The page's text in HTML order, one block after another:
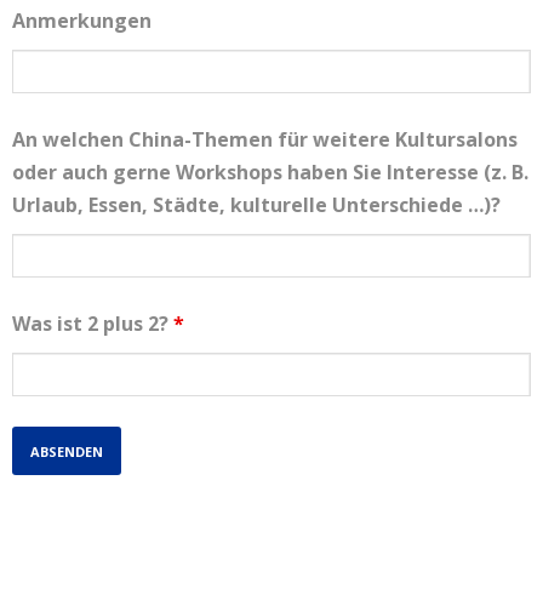
Anmerkungen
An welchen China-Themen für weitere Kultursalons
oder auch gerne Workshops haben Sie Interesse (z. B.
Urlaub, Essen, Städte, kulturelle Unterschiede …)?
Was ist 2 plus 2?*